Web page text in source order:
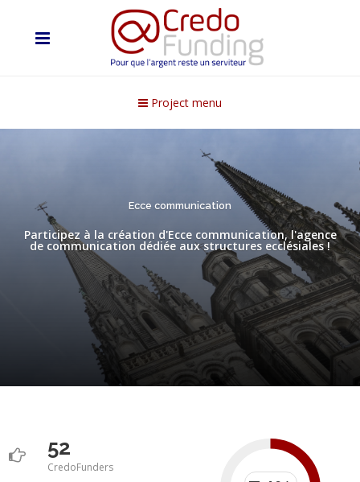
Project menu
Ecce communication
Participez à la création d'Ecce communication, l'agence
de communication dédiée aux structures ecclésiales !
52
CredoFunders